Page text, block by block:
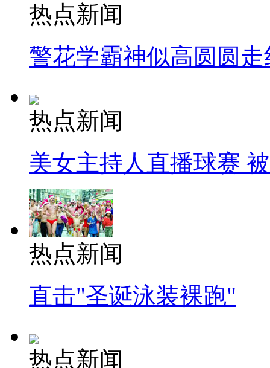
热点新闻
警花学霸神似高圆圆走
热点新闻
美女主持人直播球赛
热点新闻
直击"圣诞泳装裸跑"
热点新闻